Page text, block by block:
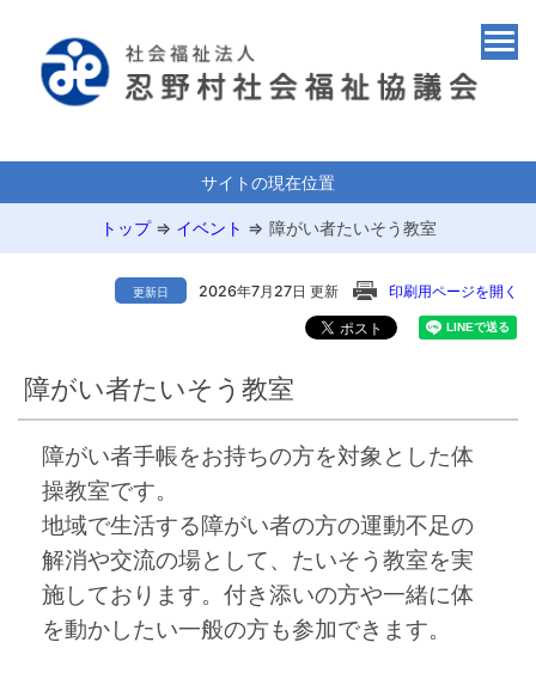
サイトの現在位置
トップ⇒ イベント ⇒ 障がい者たいそう教室
更新日 2026年7月27日 更新 印刷用ページを開く
障がい者たいそう教室
障がい者手帳をお持ちの方を対象とした体
操教室です。
地域で生活する障がい者の方の運動不足の
解消や交流の場として、たいそう教室を実
施しております。付き添いの方や一緒に体
を動かしたい一般の方も参加できます。